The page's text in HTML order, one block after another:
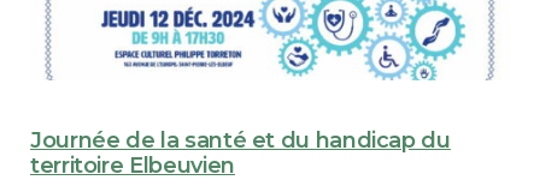
Journée de la santé et du handicap du
territoire Elbeuvien